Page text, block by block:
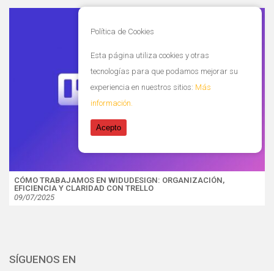
CÓMO TRABAJAMOS EN WIDUDESIGN: ORGANIZACIÓN,
EFICIENCIA Y CLARIDAD CON TRELLO
09/07/2025
SÍGUENOS EN
Política de Cookies
Esta página utiliza cookies y otras
tecnologías para que podamos mejorar su
experiencia en nuestros sitios: Más
información.
Acepto